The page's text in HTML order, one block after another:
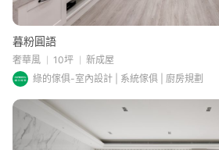
暮粉圓語
奢華風 10坪
新成屋
綠的傢俱-室內設計 | 系統傢俱 | 廚房規劃